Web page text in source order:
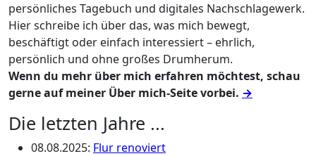
persönliches Tagebuch und digitales Nachschlagewerk.
Hier schreibe ich über das, was mich bewegt,
beschäftigt oder einfach interessiert – ehrlich,
persönlich und ohne großes Drumherum.
Wenn du mehr über mich erfahren möchtest, schau
gerne auf meiner Über mich-Seite vorbei. →
Die letzten Jahre ...
08.08.2025: Flur renoviert